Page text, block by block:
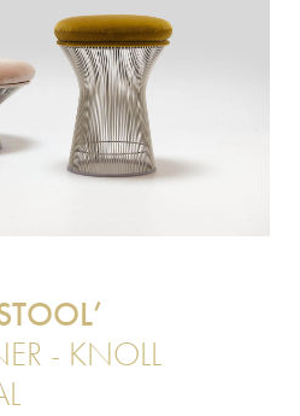
- KNOLL